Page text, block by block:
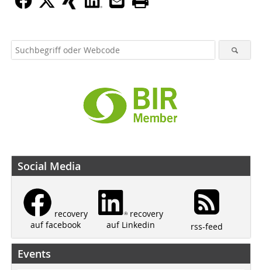
Social Media
recovery
auf facebook
recovery
auf Linkedin
rss-feed
Events